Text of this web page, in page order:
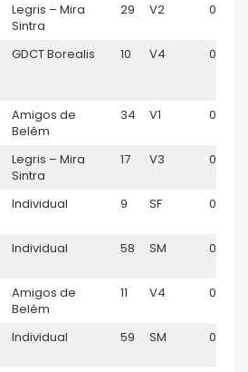
Legris – Mira
Sintra
29 V2 01:14:51
GDCT Borealis 10 V4
Amigos de
Belém
34 V1 01:15:11
Legris – Mira
Sintra
17 V3
Individual 9 SF 01:15:41
Individual 58 SM
Amigos de
Belém
11 V4
Individual 59 SM